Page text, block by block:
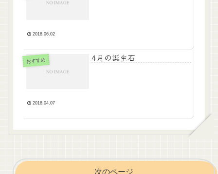
2018.06.02
おすすめ 4月の誕生石
2018.04.07
次のページ